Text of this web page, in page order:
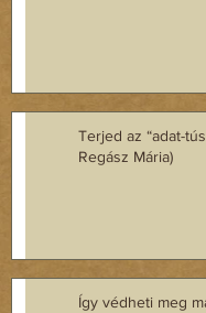
Terjed az “adat-
Regász Mária)
Így védheti meg